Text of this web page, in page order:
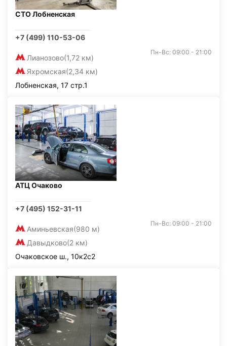
СТО Лобненская
+7 (499) 110-53-06
Лианозово(1,72 км)
Яхромская(2,34 км)
Пн-Вс: 09:00 - 21:00
Лобненская, 17 стр.1
АТЦ Очаково
+7 (495) 152-31-11
Аминьевская(980 м)
Давыдково(2 км)
Пн-Вс: 09:00 - 21:00
Очаковское ш., 10к2с2